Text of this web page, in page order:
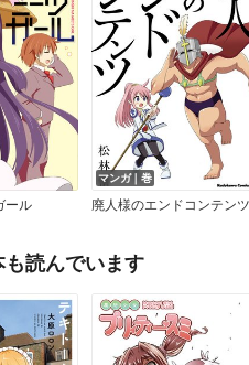
ール
マンガ｜巻
廃人様のエンドコンテンツ
読んでいます